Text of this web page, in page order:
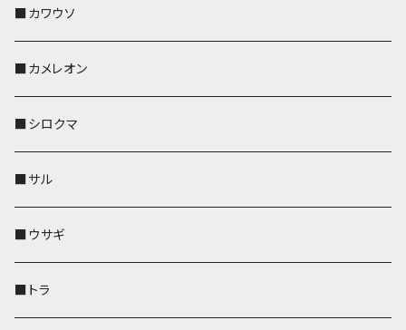
その他
靴下・ミニタオル
その他
財布
靴下・ミニタオル
その他
ペットボトルホルダー
スマホケース
財布
靴下・ミニタオル
その他
ペンホルダー
靴下・ミニタオル
財布
その他
ペンホルダー
レザートレイ
財布
靴下・ミニタオル
その他
帆布・デニム
KONBU
コインケース
AppleWatchバンド
ペットボトルホルダー
ペンホルダー
靴下・ミニタオル
財布
ペンホルダー
ペットボトルホルダー
AppleWatchバンド
財布
その他
ペットボトルホルダー
キーケース
名刺入れ・カードケース
AppleWatchバンド
財布
キーケース
ペンホルダー
IDカードケース
ペットボトルホルダー
その他
リール付きストラップ
コインケース
名刺入れ
AppleWatchバンド
メガネケース
財布
名刺入れ・カードケース
メガネケース
リール付きストラップ
リールのみ
ストラップ付
ペットボトルホルダー
キーケース
ペンホルダー
コインケース
メガネケース
名刺入れ
財布
Apple Watchバンド
■カワウソ
■カメレオン
■シロクマ
■サル
■ウサギ
■トラ